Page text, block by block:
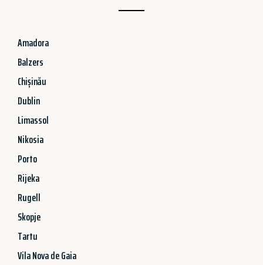
Amadora
Balzers
Chișinău
Dublin
Limassol
Nikosia
Porto
Rijeka
Rugell
Skopje
Tartu
Vila Nova de Gaia